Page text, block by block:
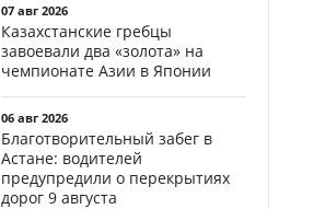
07 авг 2026
Казахстанские гребцы
завоевали два «золота» на
чемпионате Азии в Японии
06 авг 2026
Благотворительный забег в
Астане: водителей
предупредили о перекрытиях
дорог 9 августа